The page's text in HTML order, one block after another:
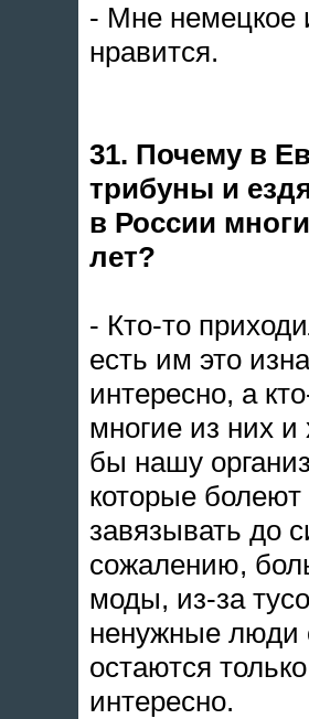
- Мне немецкое
нравится.
31. Почему в
трибуны и
в России
лет?
- Кто-то
есть им это
интересно, а
многие из них и
бы нашу
которые
завязывать до
сожалению,
моды, из-за
ненужные люди
остаются
интересно.